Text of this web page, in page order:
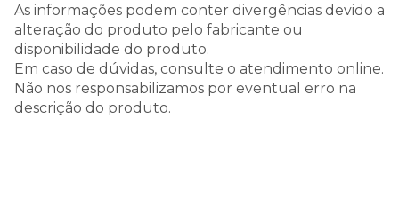
As informações podem conter divergências devido a
alteração do produto pelo fabricante ou
disponibilidade do produto.
Em caso de dúvidas, consulte o atendimento online.
Não nos responsabilizamos por eventual erro na
descrição do produto.